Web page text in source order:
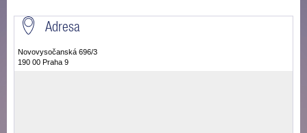
Adresa
Novovysočanská 696/3
190 00 Praha 9